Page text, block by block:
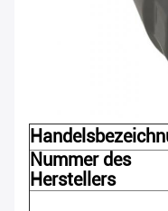
Nummer des
Herstellers